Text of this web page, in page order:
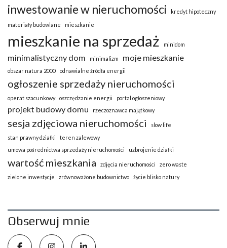
inwestowanie w nieruchomości
kredyt hipoteczny
materiały budowlane
mieszkanie
mieszkanie na sprzedaż minidom
minimalistyczny dom minimalizm moje mieszkanie
obszar natura 2000 odnawialne żródła energii
ogłoszenie sprzedaży nieruchomości
operat szacunkowy oszczędzanie energii portal ogłoszeniowy
projekt budowy domu rzeczoznawca majątkowy
sesja zdjęciowa nieruchomości
slow life
stan prawny działki
teren zalewowy
umowa pośrednictwa sprzedaży nieruchomości
uzbrojenie działki
wartość mieszkania zdjęcia nieruchomości
zero waste
zielone inwestycje
zrównoważone budownictwo życie blisko natury
Obserwuj mnie